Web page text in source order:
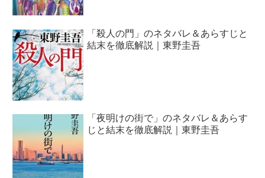
「殺人の門」のネタバレ＆あらすじと
結末を徹底解説｜東野圭吾
「夜明けの街で」のネタバレ＆あらす
じと結末を徹底解説｜東野圭吾